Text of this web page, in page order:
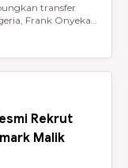
transfer
Frank Onyeka,
Rekrut
Malik